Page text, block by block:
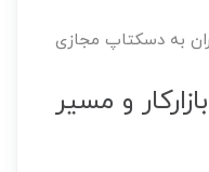
به دسکتاپ مجازی
و مسیر